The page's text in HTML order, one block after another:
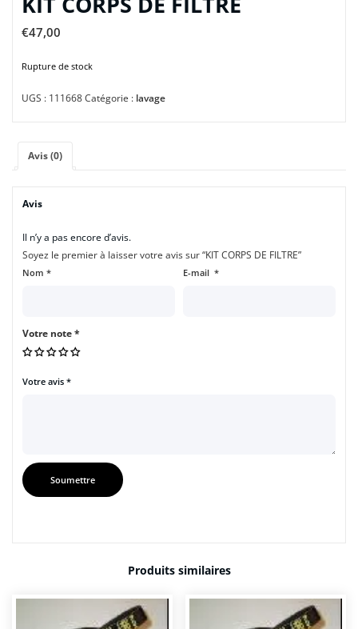
€47,00
Rupture de stock
UGS : 111668Catégorie : lavage
Avis (0)
Avis
Il n’y a pas encore d’avis.
Soyez le premier à laisser votre avis sur “KIT CORPS DE FILTRE”
Nom * E-mail *
Votre note*
Votre avis *
Produits similaires